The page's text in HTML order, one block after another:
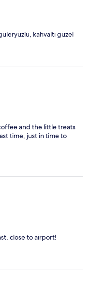
kahvaltı güzel
and the little treats
time, just in time to
close to airport!